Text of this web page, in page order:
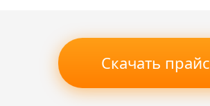
Скачать прайс